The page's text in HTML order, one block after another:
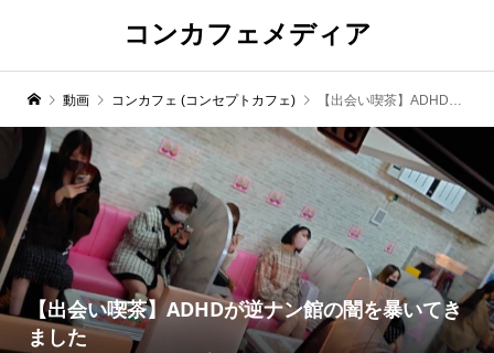
コンカフェメディア
動画 コンカフェ (コンセプトカフェ) 【出会い喫茶】ADHDが逆ナン館の闇を暴いてきました
【出会い喫茶】ADHDが逆ナン館の闇を暴いてき
ました